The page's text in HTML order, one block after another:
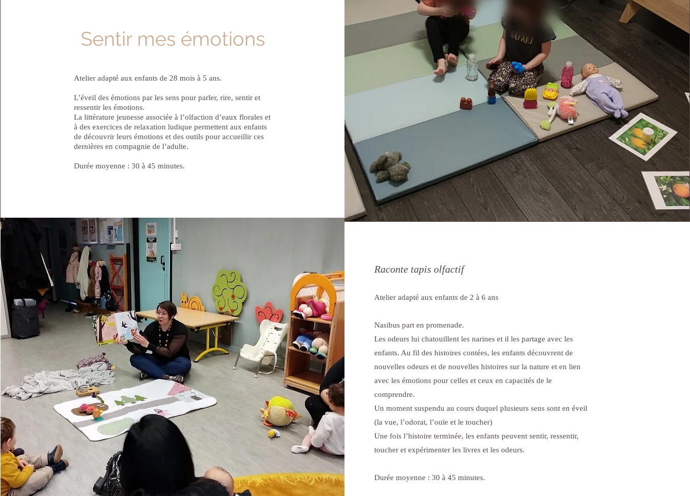
Sentir mes émotions
Atelier adapté aux enfants de 28 mois à 5 ans.
L’éveil des émotions par les sens pour parler, rire, sentir et
ressentir les émotions.
La littérature jeunesse associée à l’olfaction d’eaux florales et
à des exercices de relaxation ludique permettent aux enfants
de découvrir leurs émotions et des outils pour accueillir ces
dernières en compagnie de l’adulte.
Durée moyenne : 30 à 45 minutes.
Raconte tapis olfactif
Atelier adapté aux enfants de 2 à 6 ans
Nasibus part en promenade.
Les odeurs lui chatouillent les narines et il les partage avec les
enfants. Au fil des histoires contées, les enfants découvrent de
nouvelles odeurs et de nouvelles histoires sur la nature et en lien
avec les émotions pour celles et ceux en capacités de le
comprendre.
Un moment suspendu au cours duquel plusieurs sens sont en éveil
(la vue, l’odorat, l’ouïe et le toucher)
Une fois l’histoire terminée, les enfants peuvent sentir, ressentir,
toucher et expérimenter les livres et les odeurs.
Durée moyenne : 30 à 45 minutes.